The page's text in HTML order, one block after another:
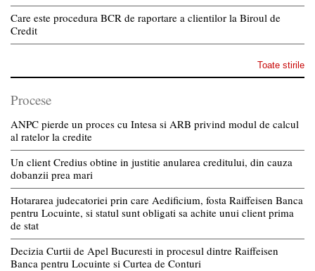
Care este procedura BCR de raportare a clientilor la Biroul de
Credit
Toate stirile
Procese
ANPC pierde un proces cu Intesa si ARB privind modul de calcul
al ratelor la credite
Un client Credius obtine in justitie anularea creditului, din cauza
dobanzii prea mari
Hotararea judecatoriei prin care Aedificium, fosta Raiffeisen Banca
pentru Locuinte, si statul sunt obligati sa achite unui client prima
de stat
Decizia Curtii de Apel Bucuresti in procesul dintre Raiffeisen
Banca pentru Locuinte si Curtea de Conturi